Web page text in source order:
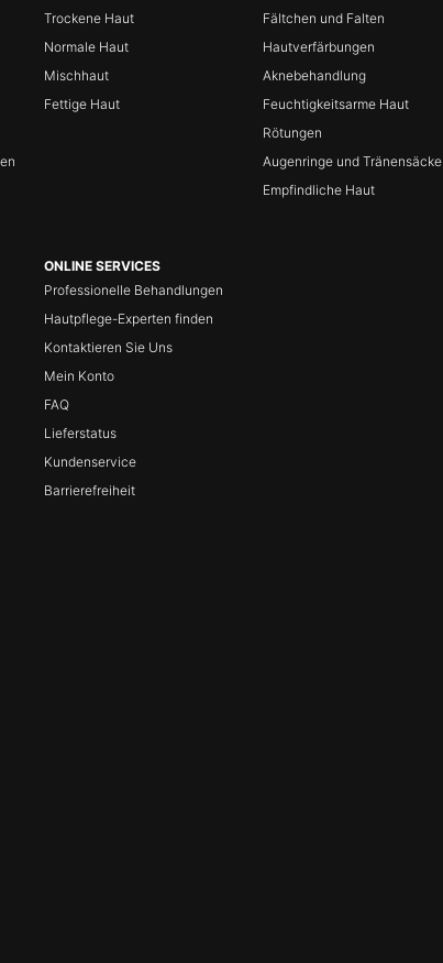
Trockene Haut
Normale Haut
Mischhaut
Fettige Haut
Fältchen und Falten
Hautverfärbungen
Aknebehandlung
Feuchtigkeitsarme Haut
Rötungen
Augenringe und Tränensäcke
Empfindliche Haut
ONLINE SERVICES
Professionelle Behandlungen
Hautpflege-Experten finden
Kontaktieren Sie Uns
Mein Konto
FAQ
Lieferstatus
Kundenservice
Barrierefreiheit